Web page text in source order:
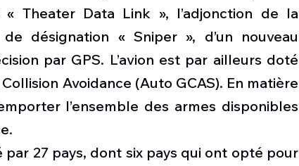
Theater Data Link », l’adjonction de la
désignation « Sniper », d’un nouveau
par GPS. L’avion est par ailleurs doté
Avoidance (Auto GCAS). En matière
l’ensemble des armes disponibles
27 pays, dont six pays qui ont opté pour